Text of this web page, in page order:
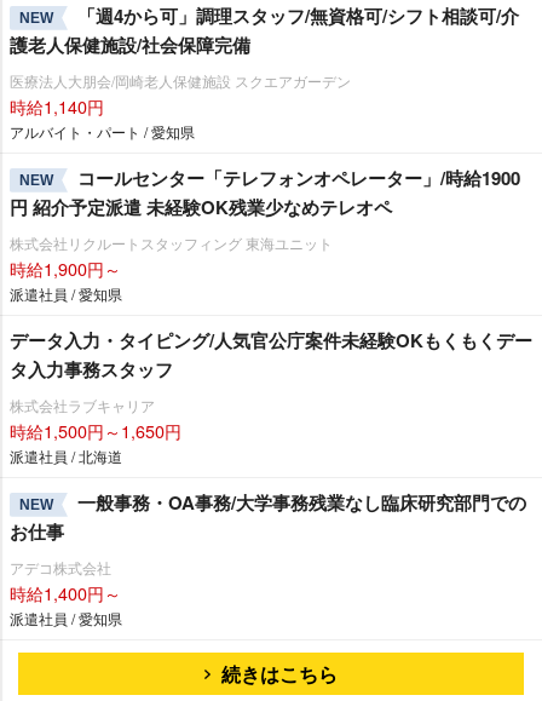
NEW
「週4から可」調理スタッフ/無資格可/シフト相談可/介
護老人保健施設/社会保障完備
医療法人大朋会/岡崎老人保健施設 スクエアガーデン
時給1,140円
アルバイト・パート / 愛知県
NEW
コールセンター「テレフォンオペレーター」/時給1900
円 紹介予定派遣 未経験OK残業少なめテレオペ
株式会社リクルートスタッフィング 東海ユニット
時給1,900円～
派遣社員 / 愛知県
データ入力・タイピング/人気官公庁案件未経験OKもくもくデー
タ入力事務スタッフ
株式会社ラブキャリア
時給1,500円～1,650円
派遣社員 / 北海道
NEW
一般事務・OA事務/大学事務残業なし臨床研究部門での
お仕事
アデコ株式会社
時給1,400円～
派遣社員 / 愛知県
続きはこちら